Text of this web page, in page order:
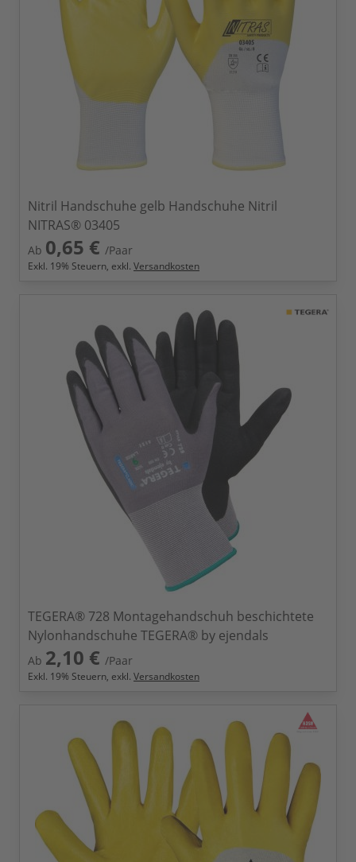
Nitril Handschuhe gelb Handschuhe Nitril
NITRAS® 03405
Ab 0,65 € /Paar
Exkl. 19% Steuern, exkl. Versandkosten
TEGERA® 728 Montagehandschuh beschichtete
Nylonhandschuhe TEGERA® by ejendals
Ab 2,10 € /Paar
Exkl. 19% Steuern, exkl. Versandkosten